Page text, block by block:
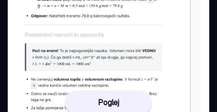
Poglej